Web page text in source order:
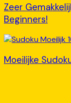
Zeer
Beginners!
Moeilijke